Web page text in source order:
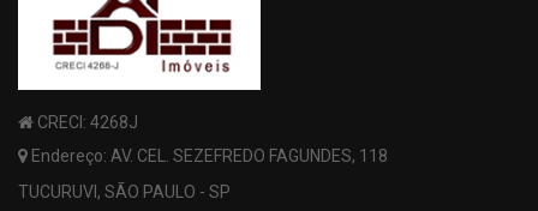
CRECI: 4268J
Endereço: AV. CEL. SEZEFREDO FAGUNDES, 118
TUCURUVI, SÃO PAULO - SP